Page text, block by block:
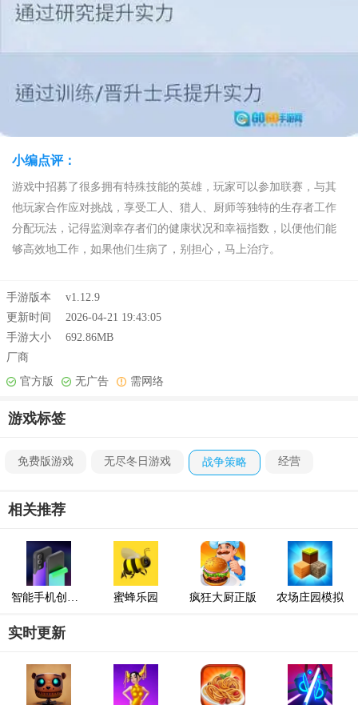
小编点评：
游戏中招募了很多拥有特殊技能的英雄，玩家可以参加联赛，与其
他玩家合作应对挑战，享受工人、猎人、厨师等独特的生存者工作
分配玩法，记得监测幸存者们的健康状况和幸福指数，以便他们能
够高效地工作，如果他们生病了，别担心，马上治疗。
手游版本
v1.12.9
更新时间
2026-04-21 19:43:05
手游大小
692.86MB
厂商
官方版
无广告 需网络
游戏标签
免费版游戏 无尽冬日游戏 战争策略 经营
相关推荐
智能手机创造者大亨 蜜蜂乐园 疯狂大厨正版 农场庄园模拟
实时更新